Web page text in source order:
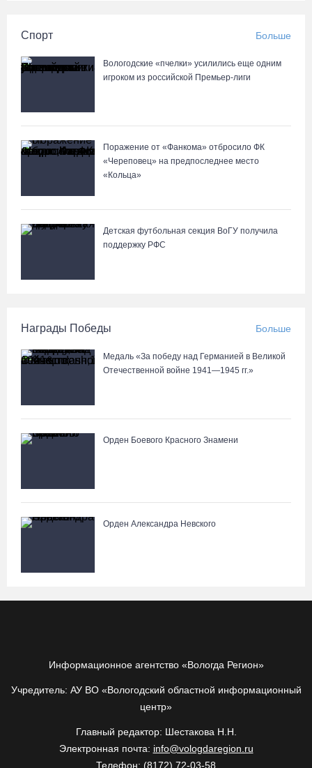
Спорт Больше
Вологодские «пчелки» усилились еще одним
игроком из российской Премьер-лиги
Поражение от «Фанкома» отбросило ФК
«Череповец» на предпоследнее место
«Кольца»
Детская футбольная секция ВоГУ получила
поддержку РФС
Награды Победы Больше
Медаль «За победу над Германией в Великой
Отечественной войне 1941—1945 гг.»
Орден Боевого Красного Знамени
Орден Александра Невского
Информационное агентство «Вологда Регион»
Учредитель: АУ ВО «Вологодский областной информационный
центр»
Главный редактор: Шестакова Н.Н.
Электронная почта: info@vologdaregion.ru
Телефон: (8172) 72-03-58